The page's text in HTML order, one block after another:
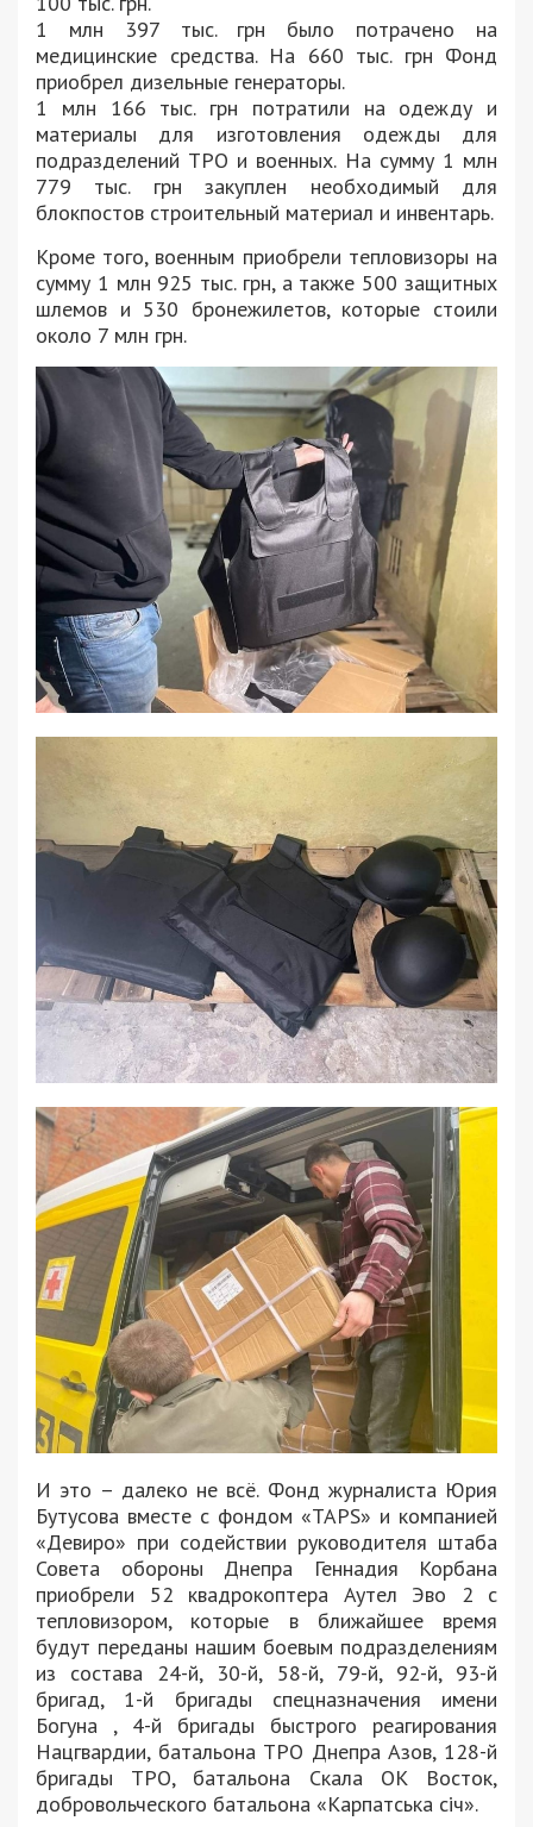
1 млн 397 тыс. грн было потрачено на
медицинские средства. На 660 тыс. грн Фонд
приобрел дизельные генераторы.
1 млн 166 тыс. грн потратили на одежду и
материалы для изготовления одежды для
подразделений ТРО и военных. На сумму 1 млн
779 тыс. грн закуплен необходимый для
блокпостов строительный материал и инвентарь.
Кроме того, военным приобрели тепловизоры на
сумму 1 млн 925 тыс. грн, а также 500 защитных
шлемов и 530 бронежилетов, которые стоили
около 7 млн грн.
И это – далеко не всё. Фонд журналиста Юрия
Бутусова вместе с фондом «TAPS» и компанией
«Девиро» при содействии руководителя штаба
Совета обороны Днепра Геннадия Корбана
приобрели 52 квадрокоптера Аутел Эво 2 с
тепловизором, которые в ближайшее время
будут переданы нашим боевым подразделениям
из состава 24-й, 30-й, 58-й, 79-й, 92-й, 93-й
бригад, 1-й бригады спецназначения имени
Богуна , 4-й бригады быстрого реагирования
Нацгвардии, батальона ТРО Днепра Азов, 128-й
бригады ТРО, батальона Скала ОК Восток,
добровольческого батальона «Карпатська січ».